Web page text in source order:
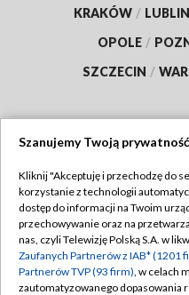
KRAKÓW / LUBLIN
OPOLE /
SZCZECIN /
Abonament TVP
Emisja w TVP
Centrum informacji TVP
Szanujemy Twoją prywatność
Kliknij "Akceptuję i przechodzę do
korzystanie z technologii
dostęp do informacji na Twoim
przechowywanie oraz na
nas, czyli Telewizję Polską S.A. w
Zaufanych Partnerów z IAB* (1201
Partnerów TVP (93 firm), w celach
zautomatyzowanego dopasowania